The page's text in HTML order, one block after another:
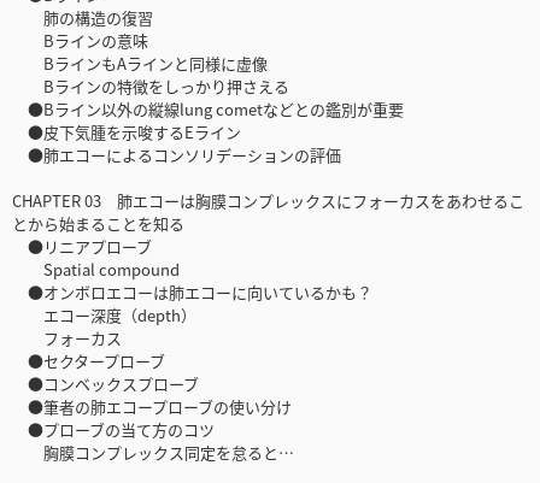
肺の構造の復習
Bラインの意味
BラインもAラインと同様に虚像
Bラインの特徴をしっかり押さえる
●Bライン以外の縦線lung cometなどとの鑑別が重要
●皮下気腫を示唆するEライン
●肺エコーによるコンソリデーションの評価
CHAPTER 03 肺エコーは胸膜コンプレックスにフォーカスをあわせるこ
とから始まることを知る
●リニアプローブ
Spatial compound
●オンボロエコーは肺エコーに向いているかも？
エコー深度（depth）
フォーカス
●セクタープローブ
●コンベックスプローブ
●筆者の肺エコープローブの使い分け
●プローブの当て方のコツ
胸膜コンプレックス同定を怠ると…